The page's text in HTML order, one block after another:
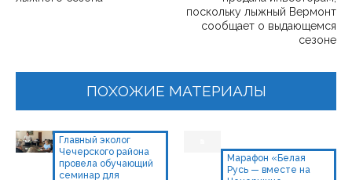
поскольку лыжный Вермонт
сообщает о выдающемся
сезоне
ПОХОЖИЕ МАТЕРИАЛЫ
Главный эколог
Чечерского района
провела обучающий
семинар для
Марафон «Белая
Русь — вместе на